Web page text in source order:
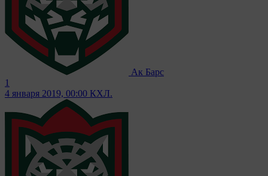
Ак Барс
1
4 января 2019, 00:00 КХЛ.